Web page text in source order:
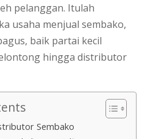
pelanggan. Itulah
usaha menjual sembako,
baik partai kecil
hingga distributor
Sembako